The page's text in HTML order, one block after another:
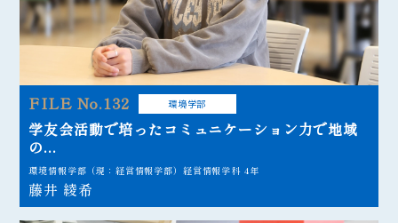
FILE No.132 環境学部
学友会活動で培ったコミュニケーション力で地域
の...
環境情報学部（現：経営情報学部）経営情報学科 4年
藤井 綾希